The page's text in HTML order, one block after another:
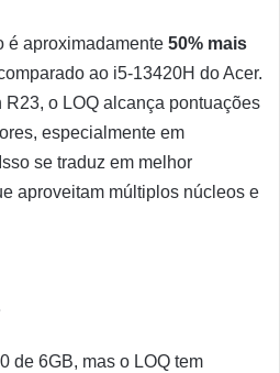
é aproximadamente 50% mais
ao i5-13420H do Acer.
o LOQ alcança pontuações
especialmente em
se traduz em melhor
aproveitam múltiplos núcleos e
de 6GB, mas o LOQ tem